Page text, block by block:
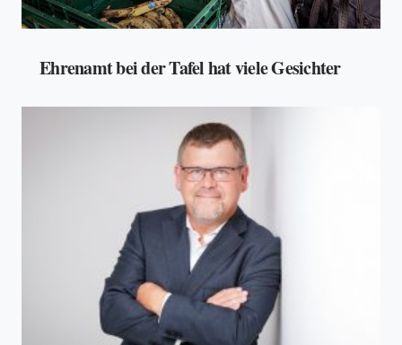
Ehrenamt bei der Tafel hat viele Gesichter